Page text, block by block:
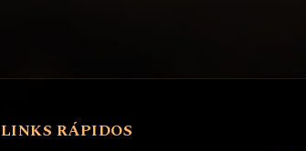
LINKS RÁPIDOS